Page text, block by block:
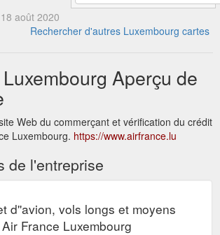
août 2020
Rechercher d'autres Luxembourg cartes
Aperçu de
Web du commerçant et vérification du crédit
Luxembourg. https://www.airfrance.lu
de l'entreprise
d''avion, vols longs et moyens
France Luxembourg